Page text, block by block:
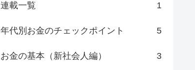
連載一覧 1
年代別お金のチェックポイント 5
お金の基本（新社会人編） 3